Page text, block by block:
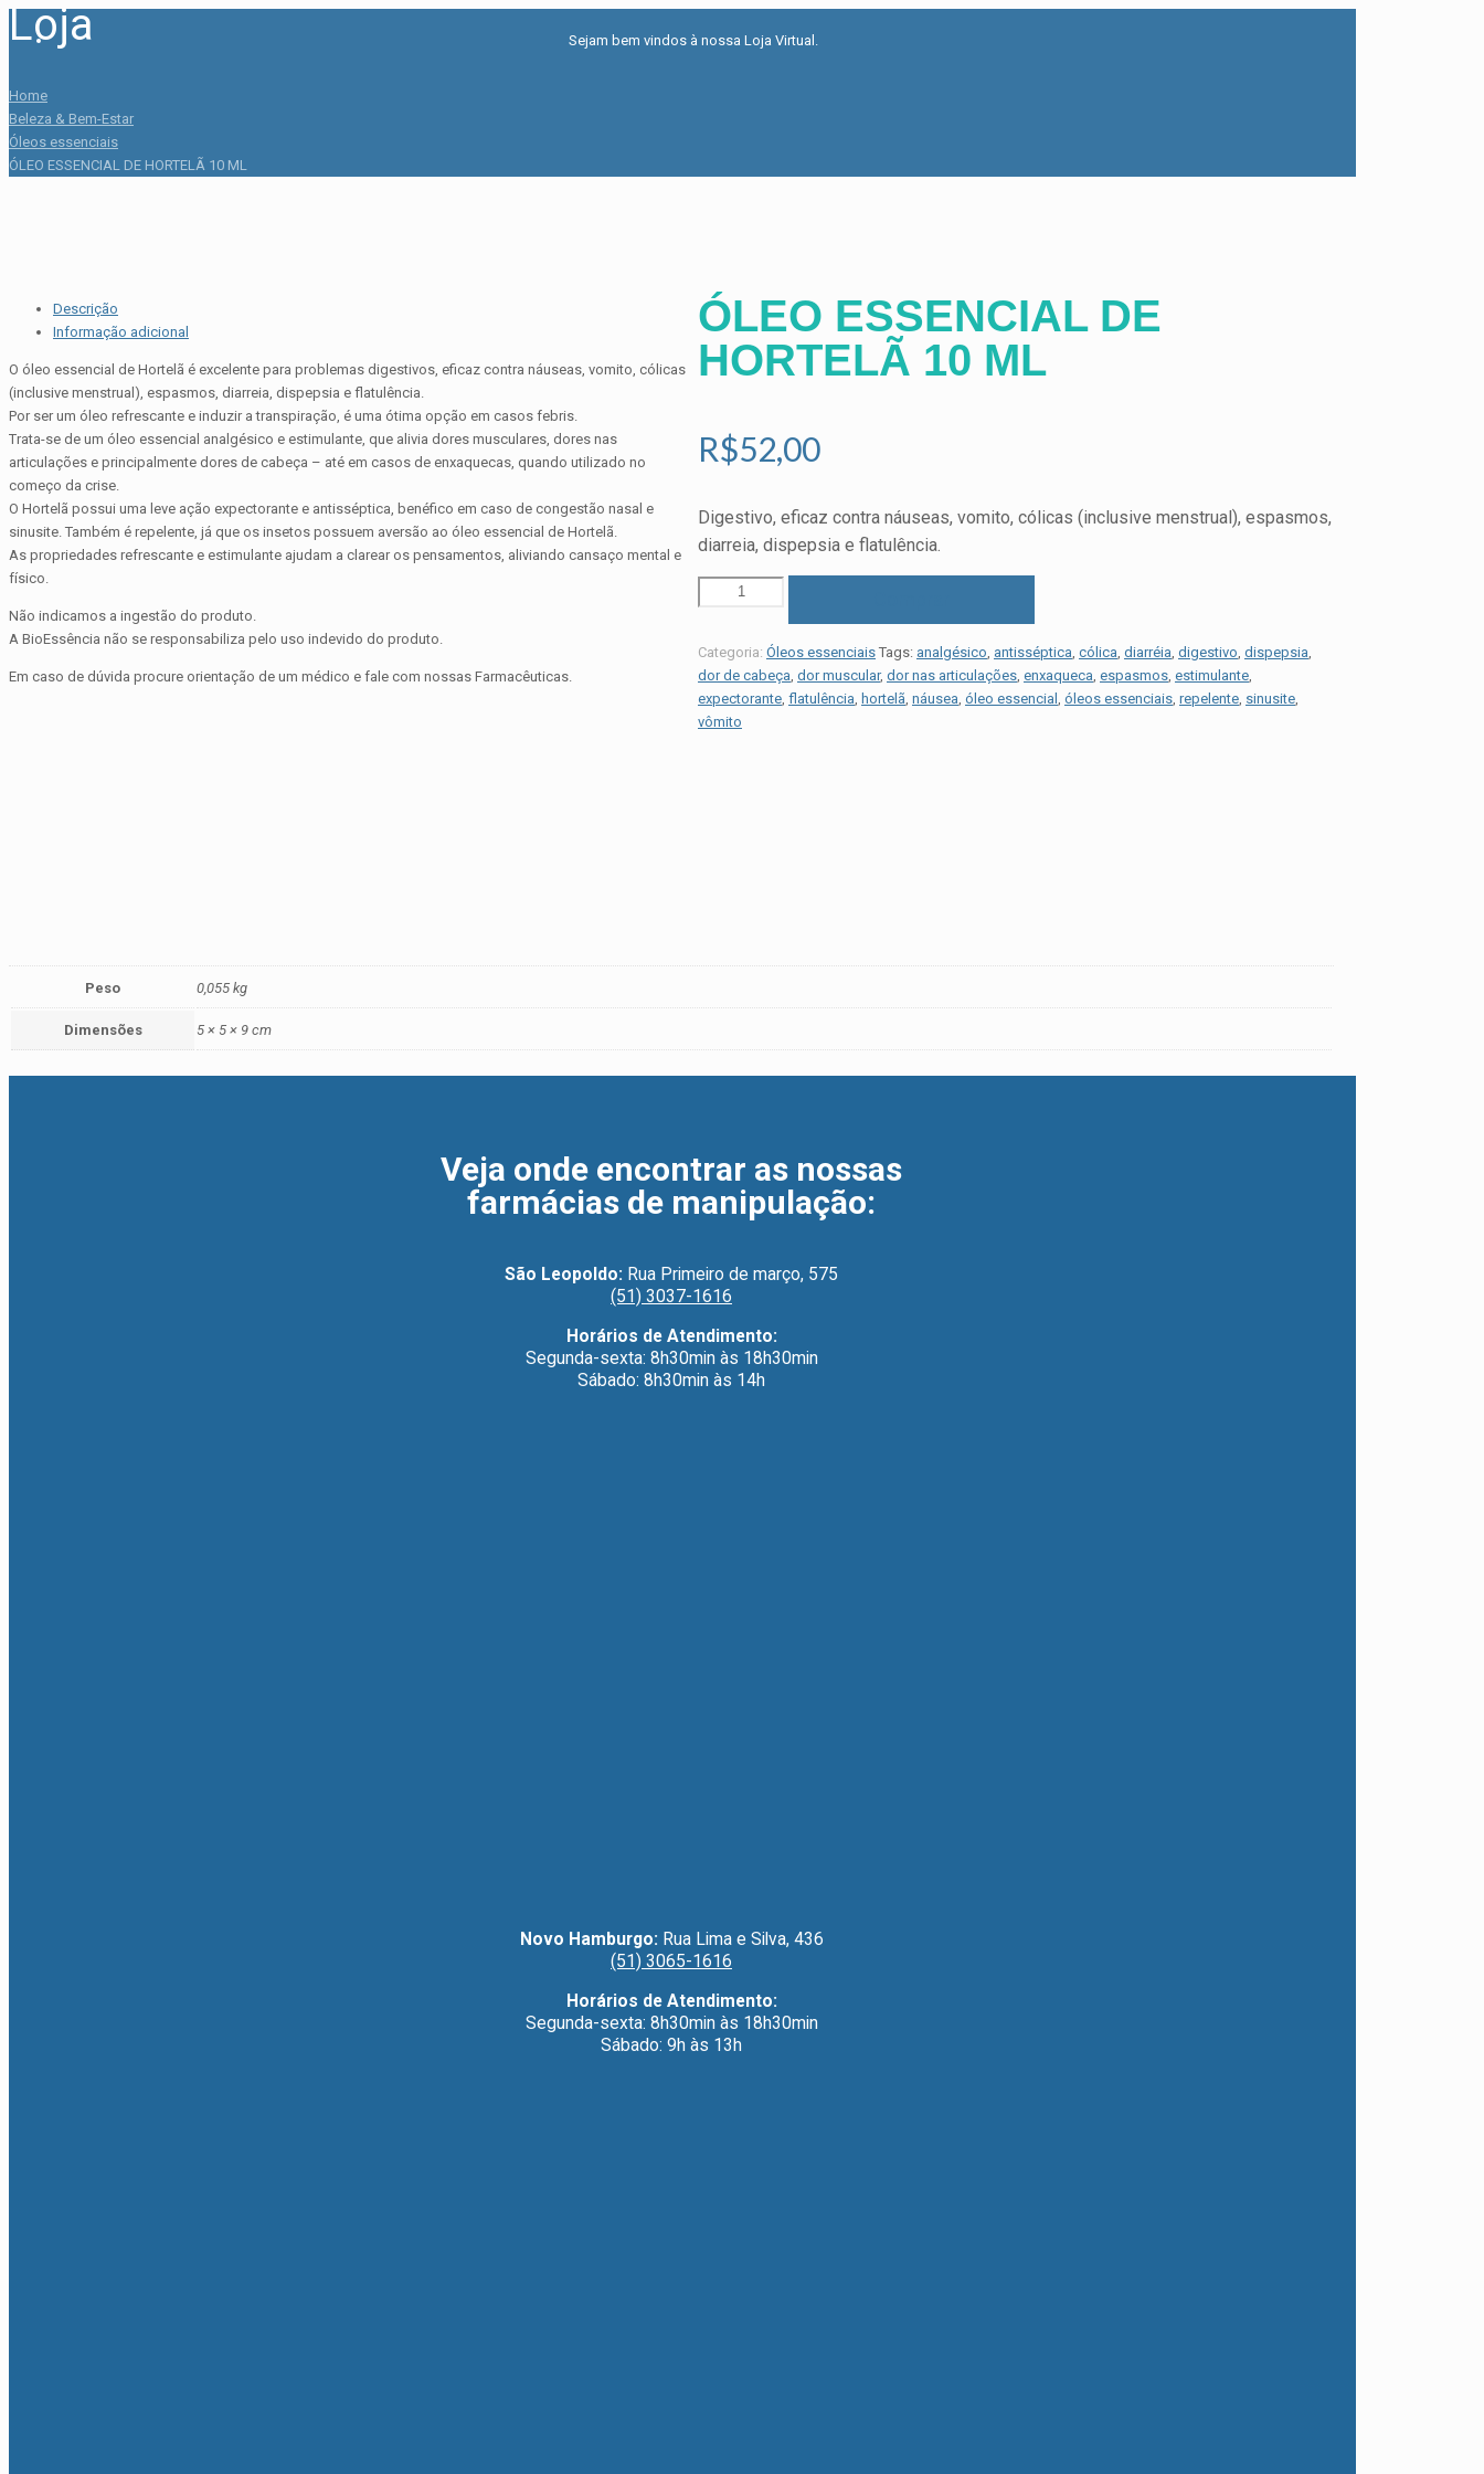
Sejam bem vindos à nossa Loja Virtual.
Loja
Home
Beleza & Bem-Estar
Óleos essenciais
ÓLEO ESSENCIAL DE HORTELÃ 10 ML
ÓLEO ESSENCIAL DE
HORTELÃ 10 ML
R$52,00
Digestivo, eficaz contra náuseas, vomito, cólicas (inclusive menstrual), espasmos,
diarreia, dispepsia e flatulência.
Categoria: Óleos essenciais Tags: analgésico, antisséptica, cólica, diarréia, digestivo, dispepsia,
dor de cabeça, dor muscular, dor nas articulações, enxaqueca, espasmos, estimulante,
expectorante, flatulência, hortelã, náusea, óleo essencial , óleos essenciais, repelente, sinusite,
vômito
Descrição
Informação adicional
O óleo essencial de Hortelã é excelente para problemas digestivos, eficaz contra náuseas, vomito, cólicas
(inclusive menstrual), espasmos, diarreia, dispepsia e flatulência.
Por ser um óleo refrescante e induzir a transpiração, é uma ótima opção em casos febris.
Trata-se de um óleo essencial analgésico e estimulante, que alivia dores musculares, dores nas
articulações e principalmente dores de cabeça – até em casos de enxaquecas, quando utilizado no
começo da crise.
O Hortelã possui uma leve ação expectorante e antisséptica, benéfico em caso de congestão nasal e
sinusite. Também é repelente, já que os insetos possuem aversão ao óleo essencial de Hortelã.
As propriedades refrescante e estimulante ajudam a clarear os pensamentos, aliviando cansaço mental e
físico.
Não indicamos a ingestão do produto.
A BioEssência não se responsabiliza pelo uso indevido do produto.
Em caso de dúvida procure orientação de um médico e fale com nossas Farmacêuticas.
Peso 0,055 kg
Dimensões 5 × 5 × 9 cm
Veja onde encontrar as nossas
farmácias de manipulação:
São Leopoldo: Rua Primeiro de março, 575
(51) 3037-1616
Horários de Atendimento:
Segunda-sexta: 8h30min às 18h30min
Sábado: 8h30min às 14h
Novo Hamburgo: Rua Lima e Silva, 436
(51) 3065-1616
Horários de Atendimento:
Segunda-sexta: 8h30min às 18h30min
Sábado: 9h às 13h